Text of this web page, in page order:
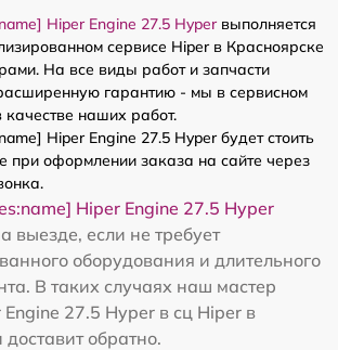
Hiper Engine 27.5 Нyperвыполняется
сервисе Hiper в Красноярске
На все виды работ и запчасти
гарантию - мы в сервисном
наших работ.
Hiper Engine 27.5 Нyper будет стоить
при оформлении заказа на сайте через
Hiper Engine 27.5 Нyper
выезде, если не требует
оборудования и длительного
В таких случаях наш мастер
Engine 27.5 Нyper в сц Hiper в
обратно.